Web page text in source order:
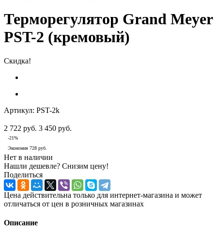
Терморегулятор Grand Meyer
PST-2 (кремовый)
Скидка!
Артикул: PST-2k
2 722 руб. 3 450 руб.
-21%
Экономия 728 руб.
Нет в наличии
Нашли дешевле? Снизим цену!
Поделиться
Цена действительна только для интернет-магазина и может
отличаться от цен в розничных магазинах
Описание